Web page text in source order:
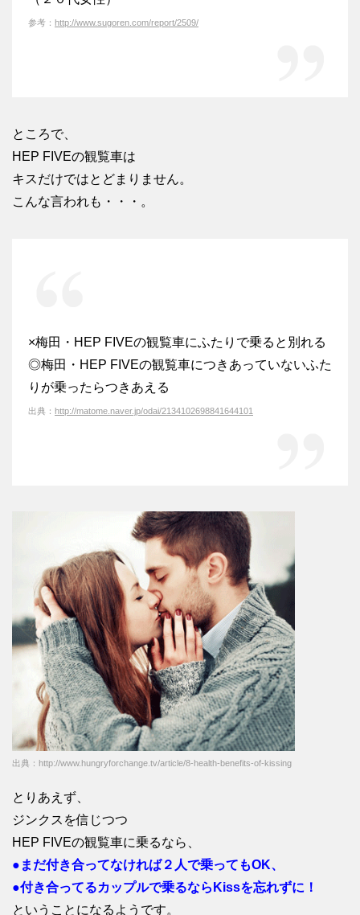
参考： http://www.sugoren.com/report/2509/
ところで、
HEP FIVEの観覧車は
キスだけではとどまりません。
こんな言われも・・・。
×梅田・HEP FIVEの観覧車にふたりで乗ると別れる
◎梅田・HEP FIVEの観覧車につきあっていないふた
りが乗ったらつきあえる
出典： http://matome.naver.jp/odai/2134102698841644101
出典：http://www.hungryforchange.tv/article/8-health-benefits-of-kissing
とりあえず、
ジンクスを信じつつ
HEP FIVEの観覧車に乗るなら、
●まだ付き合ってなければ２人で乗ってもOK、
●付き合ってるカップルで乗るならKissを忘れずに！
ということになるようです。